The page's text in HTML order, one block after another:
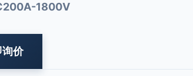
1800V
询价